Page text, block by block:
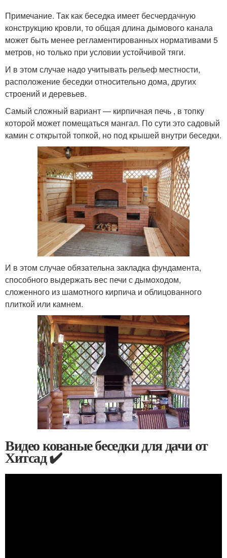
Примечание. Так как беседка имеет бесчердачную
конструкцию кровли, то общая длина дымового канала
может быть менее регламентированных нормативами 5
метров, но только при условии устойчивой тяги.
И в этом случае надо учитывать рельеф местности,
расположение беседки относительно дома, других
строений и деревьев.
Самый сложный вариант — кирпичная печь , в топку
которой может помещаться мангал. По сути это садовый
камин с открытой топкой, но под крышей внутри беседки.
И в этом случае обязательна закладка фундамента,
способного выдержать вес печи с дымоходом,
сложенного из шамотного кирпича и облицованного
плиткой или камнем.
Видео кованые беседки для дачи от
Хитсад ✔️